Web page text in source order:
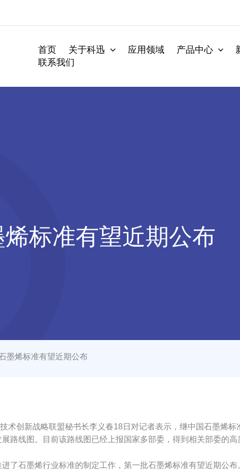
首页 关于科迅 应用领域 产品中心
联系我们
标准有望近期公布
墨烯标准有望近期公布
创新战略联盟秘书长李义春18日对记者表示，继中国石墨烯标
路线图。目前该路线图已经上报国家多部委，得到相关部委的高
石墨烯行业标准的制定工作，第一批石墨烯标准有望近期公布